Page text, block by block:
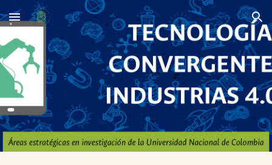
Skip to main content Skip to navigation